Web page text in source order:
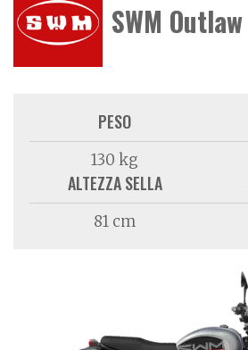
SWM Outlaw
PESO
130 kg
ALTEZZA SELLA
81 cm